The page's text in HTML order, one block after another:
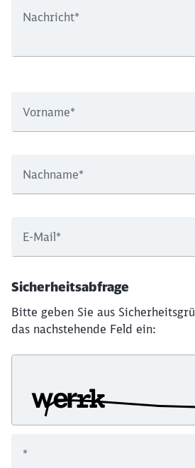
Nachricht*
Vorname*
Nachname*
E-Mail*
Sicherheitsabfrage
Bitte geben Sie aus
das nachstehende Feld ein:
*